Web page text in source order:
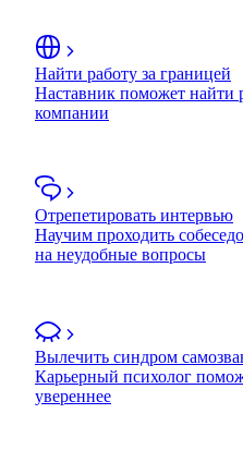
Найти работу за границей
Наставник поможет найти
компании
Отрепетировать интервью
Научим проходить
на неудобные вопросы
Вылечить синдром
Карьерный психолог
увереннее